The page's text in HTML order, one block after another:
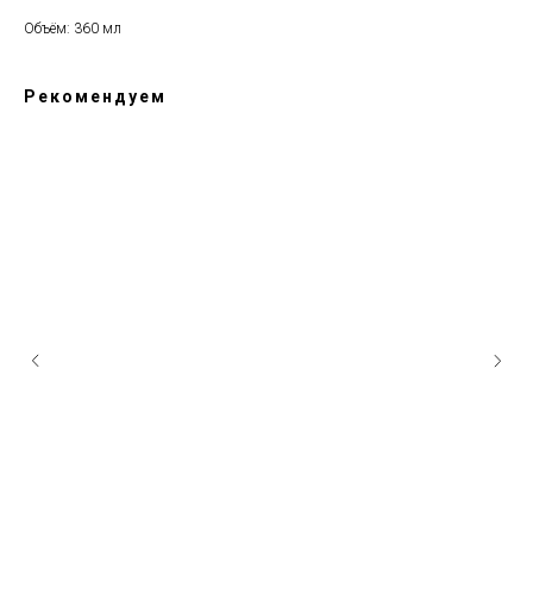
Объём: 360 мл
Рекомендуем